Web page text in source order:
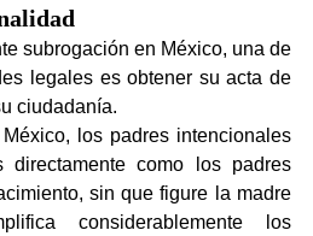
subrogación en México, una de
legales es obtener su acta de
ciudadanía.
los padres intencionales
directamente como los padres
sin que figure la madre
considerablemente los